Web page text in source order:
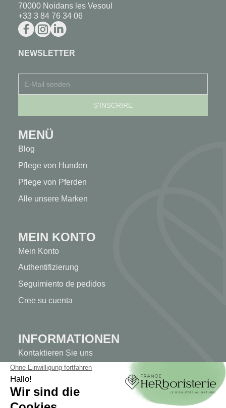
70000 Noidans les Vesoul
+33 3 84 76 34 06
NEWSLETTER
MENÜ
Blog
Pflege von Hunden
Pflege von Pferden
Alle unsere Marken
MEIN KONTO
Mein Konto
Authentifizierung
Seguimiento de pedidos
Cree su cuenta
INFORMATIONEN
Kontaktieren Sie uns
Sitemap
Unser Kräuterladen
Lieferung